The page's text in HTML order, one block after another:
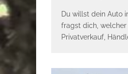
Du willst dein Auto
fragst dich,
Privatverkauf,